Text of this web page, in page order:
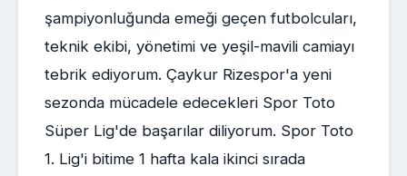
şampiyonluğunda emeği geçen futbolcuları,
teknik ekibi, yönetimi ve yeşil-mavili camiayı
tebrik ediyorum. Çaykur Rizespor'a yeni
sezonda mücadele edecekleri Spor Toto
Süper Lig'de başarılar diliyorum. Spor Toto
1. Lig'i bitime 1 hafta kala ikinci sırada